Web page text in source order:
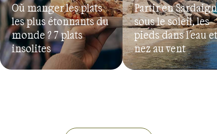
Où manger les plats
les plus étonnants du
monde ? 7 plats
insolites
Partir en
sous le soleil, les
pieds dans l'eau
nez au vent